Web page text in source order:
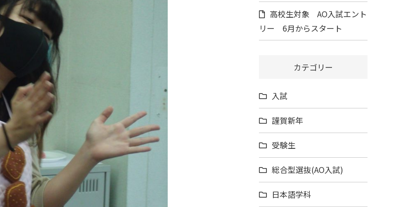
高校生対象 AO入試エント
リー 6月からスタート
カテゴリー
入試
謹賀新年
受験生
総合型選抜(AO入試)
日本語学科